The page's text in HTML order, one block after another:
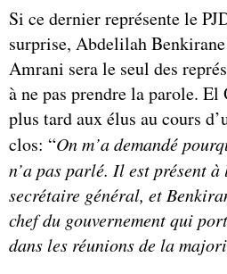
Si ce dernier représente le
surprise, Abdelilah
Amrani sera le seul des
à ne pas prendre la parole.
plus tard aux élus au cours
clos: “On m’a demandé
n’a pas parlé. Il est présent à
secrétaire général, et
chef du gouvernement qui
dans les réunions de la